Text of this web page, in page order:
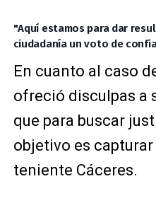
"Aquí estamos para dar
ciudadanía un voto de
En cuanto al caso
ofreció disculpas a
que para buscar
objetivo es
teniente Cáceres.